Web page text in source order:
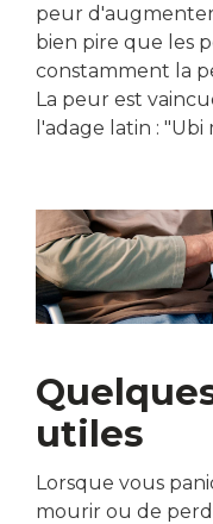
peur
bien pire que les
constamment la
La peur est
l'adage latin : "Ubi
utiles
Lorsque vous
mourir ou de